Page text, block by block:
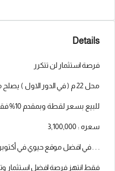
Details
فرصة استثمار لن تتكرر
محل 22 م ( في الدور الاول ) يصلح مطعم وكافيه
للبيع بسعر لقطة وبمقدم 10% فقط
سعره : 3,100,000
. . . في افضل موقع حيوي في أكتوبر
فقط انتهز فرصة افضل استثمار